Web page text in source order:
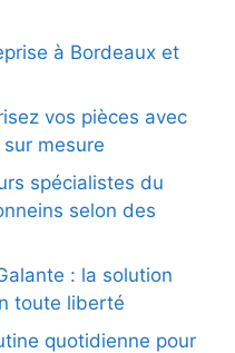
à Bordeaux et
vos pièces avec
mesure
spécialistes du
selon des
: la solution
toute liberté
quotidienne pour